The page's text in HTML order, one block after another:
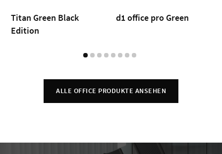
Titan Green Black
Edition
d1 office pro Green
ALLE OFFICE PRODUKTE ANSEHEN